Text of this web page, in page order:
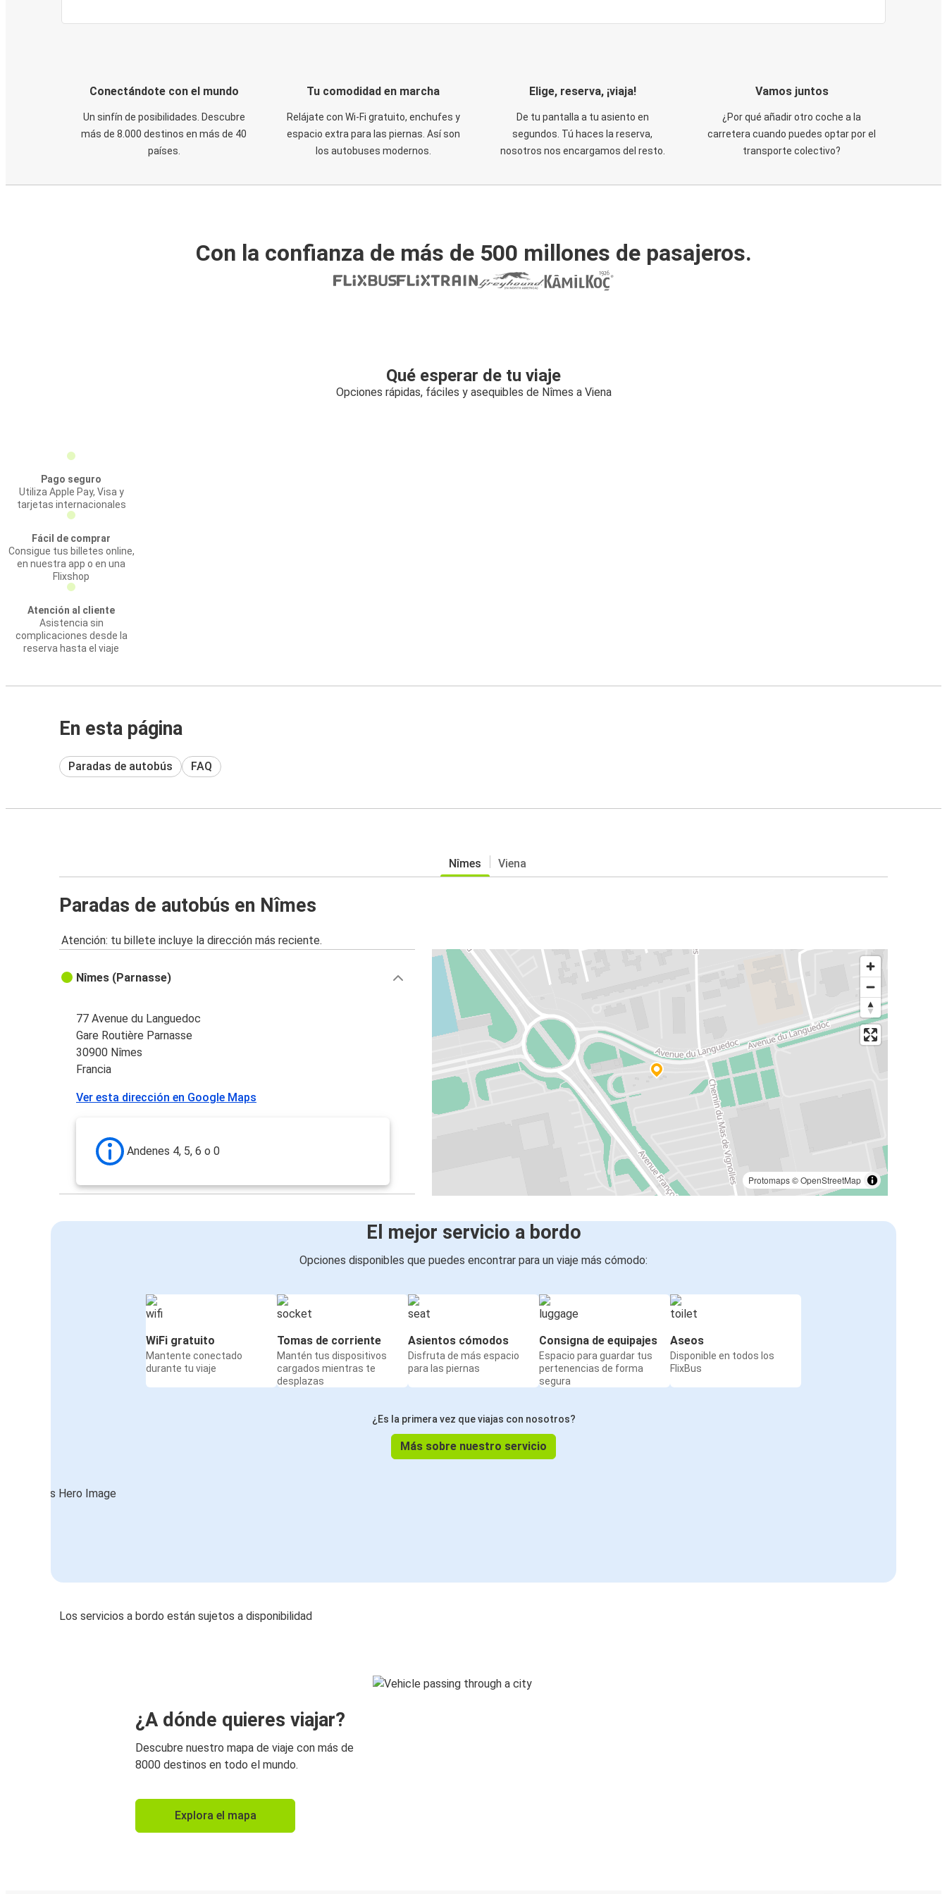
Conectándote con el mundo
Un sinfín de posibilidades. Descubre
más de 8.000 destinos en más de 40
países.
Tu comodidad en marcha
Relájate con Wi-Fi gratuito, enchufes y
espacio extra para las piernas. Así son
los autobuses modernos.
Elige, reserva, ¡viaja!
De tu pantalla a tu asiento en
segundos. Tú haces la reserva,
nosotros nos encargamos del resto.
Vamos juntos
¿Por qué añadir otro coche a la
carretera cuando puedes optar por el
transporte colectivo?
Con la confianza de más de 500 millones de pasajeros.
Qué esperar de tu viaje
Opciones rápidas, fáciles y asequibles de Nîmes a Viena
Pago seguro
Utiliza Apple Pay, Visa y
tarjetas internacionales
Fácil de comprar
Consigue tus billetes online,
en nuestra app o en una
Flixshop
Atención al cliente
Asistencia sin
complicaciones desde la
reserva hasta el viaje
En esta página
Paradas de autobús FAQ
Nîmes Viena
Paradas de autobús en Nîmes
Atención: tu billete incluye la dirección más reciente.
Protomaps©OpenStreetMap
Nîmes (Parnasse)
77 Avenue du Languedoc
Gare Routière Parnasse
30900 Nîmes
Francia
Ver esta dirección en Google Maps
Andenes 4, 5, 6 o 0
El mejor servicio a bordo
Opciones disponibles que puedes encontrar para un viaje más cómodo:
WiFi gratuito
Mantente conectado
durante tu viaje
Tomas de corriente
Mantén tus dispositivos
cargados mientras te
desplazas
Asientos cómodos
Disfruta de más espacio
para las piernas
Consigna de equipajes
Espacio para guardar tus
pertenencias de forma
segura
Aseos
Disponible en todos los
FlixBus
¿Es la primera vez que viajas con nosotros?
Más sobre nuestro servicio
Los servicios a bordo están sujetos a disponibilidad
¿A dónde quieres viajar?
Descubre nuestro mapa de viaje con más de
8000 destinos en todo el mundo.
Explora el mapa